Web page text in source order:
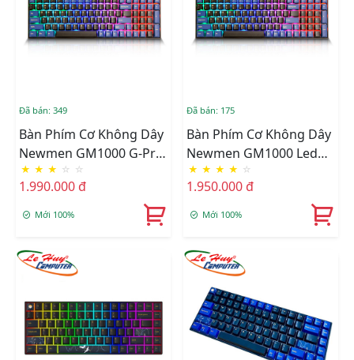
Đã bán: 349
Bàn Phím Cơ Không Dây
Newmen GM1000 G-Pro
Led RGB Dual Mode
(Yellow/Silverry Switch)
★ ★ ★ ☆ ☆
1.990.000 đ
Mới 100%
Đã bán: 175
Bàn Phím Cơ Không Dây
Newmen GM1000 Led
RGB Dual Mode
(Red/White Switch)
★ ★ ★ ★ ☆
1.950.000 đ
Mới 100%